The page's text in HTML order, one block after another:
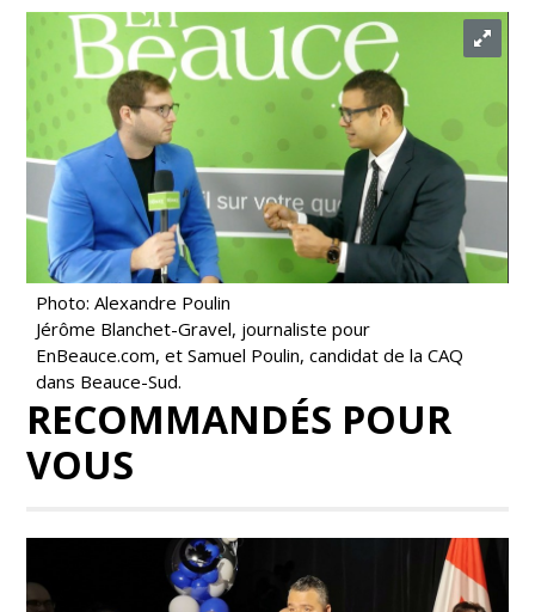
Photo: Alexandre Poulin
Jérôme Blanchet-Gravel, journaliste pour
EnBeauce.com, et Samuel Poulin, candidat de la CAQ
dans Beauce-Sud.
RECOMMANDÉS POUR
VOUS